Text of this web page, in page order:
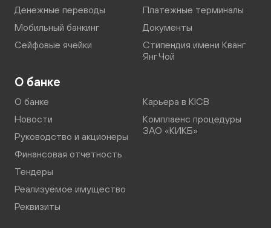
Денежные переводы
Мобильный банкинг
Сейфовые ячейки
Платежные терминалы
Документы
Стипендия имени Кванг
Янг Чой
О банке
О банке
Новости
Руководство и акционеры
Финансовая отчетность
Тендеры
Реализуемое имущество
Реквизиты
Карьера в KICB
Комплаенс процедуры
ЗАО «КИКБ»